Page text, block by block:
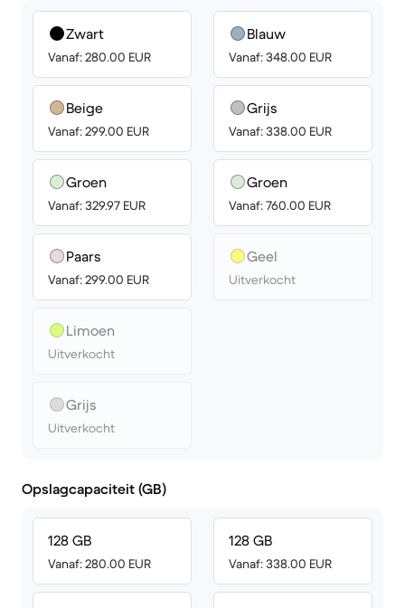
Zwart
Vanaf: 280.00 EUR
Beige
Vanaf: 299.00 EUR
Groen
Vanaf: 329.97 EUR
Paars
Vanaf: 299.00 EUR
Limoen
Uitverkocht
Grijs
Uitverkocht
Blauw
Vanaf: 348.00 EUR
Grijs
Vanaf: 338.00 EUR
Groen
Vanaf: 760.00 EUR
Geel
Uitverkocht
Opslagcapaciteit (GB)
128 GB
Vanaf: 280.00 EUR
128 GB
Vanaf: 338.00 EUR